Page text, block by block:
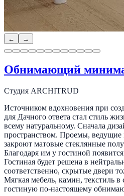
← →
Обнимающий
Студия ARCHITRUD
Источником вдохновения при
для Дачного ответа стал стиль
всему натуральному. Сначала
пространством. Проемы,
закроют матовые стеклянные
Благодаря им у гостиной
Гостиная будет решена в
соответственно, скрытые двери
Мягкая мебель, камин, текстиль в
гостиную по-настоящему